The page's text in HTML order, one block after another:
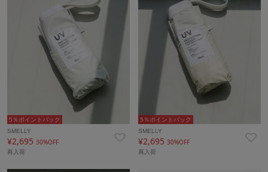
5％ポイントバック
SMELLY
¥2,695 30%OFF
再入荷
5％ポイントバック
SMELLY
¥2,695 30%OFF
再入荷